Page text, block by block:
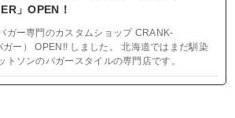
」OPEN！
ガー専門のカスタムショップ CRANK-
ー） OPEN!! しました。 北海道ではまだ馴染
トソンのバガースタイルの専門店です。